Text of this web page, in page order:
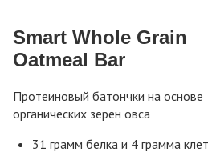
Smart Whole Grain
Oatmeal Bar
Протеиновый батончки на основе
органических зерен овса
31 грамм белка и 4 грамма